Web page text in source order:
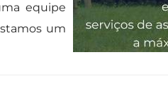
equipe
um